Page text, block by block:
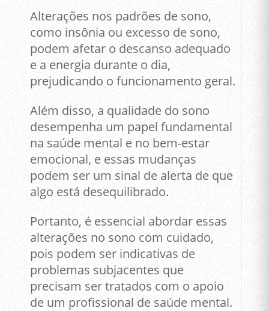
Alterações nos padrões de sono,
como insônia ou excesso de sono,
podem afetar o descanso adequado
e a energia durante o dia,
prejudicando o funcionamento geral.
Além disso, a qualidade do sono
desempenha um papel fundamental
na saúde mental e no bem-estar
emocional, e essas mudanças
podem ser um sinal de alerta de que
algo está desequilibrado.
Portanto, é essencial abordar essas
alterações no sono com cuidado,
pois podem ser indicativas de
problemas subjacentes que
precisam ser tratados com o apoio
de um profissional de saúde mental.